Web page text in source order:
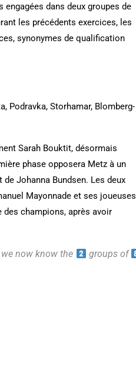
engagées dans deux groupes de
les précédents exercices, les
synonymes de qualification
Podravka, Storhamar, Blomberg-
Sarah Bouktit, désormais
phase opposera Metz à un
Johanna Bundsen. Les deux
Mayonnade et ses joueuses
champions, après avoir
now know the
groups of